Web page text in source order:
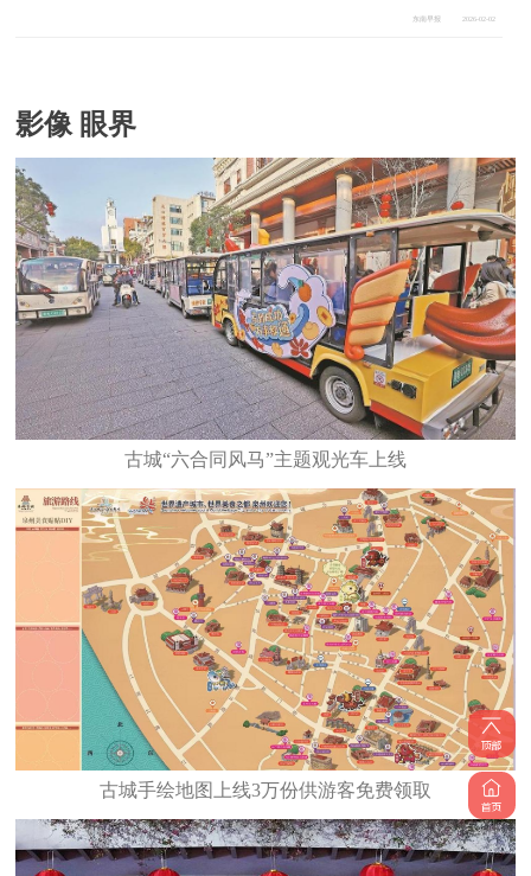
东南早报 2026-02-02
影像 眼界
古城“六合同风马”主题观光车上线
古城手绘地图上线3万份供游客免费领取